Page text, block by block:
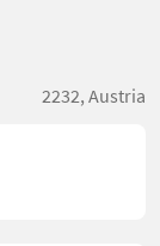
2232, Austria